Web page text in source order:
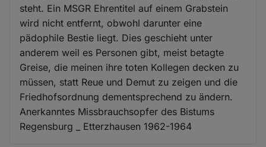
steht. Ein MSGR Ehrentitel auf einem Grabstein
wird nicht entfernt, obwohl darunter eine
pädophile Bestie liegt. Dies geschieht unter
anderem weil es Personen gibt, meist betagte
Greise, die meinen ihre toten Kollegen decken zu
müssen, statt Reue und Demut zu zeigen und die
Friedhofsordnung dementsprechend zu ändern.
Anerkanntes Missbrauchsopfer des Bistums
Regensburg _ Etterzhausen 1962-1964